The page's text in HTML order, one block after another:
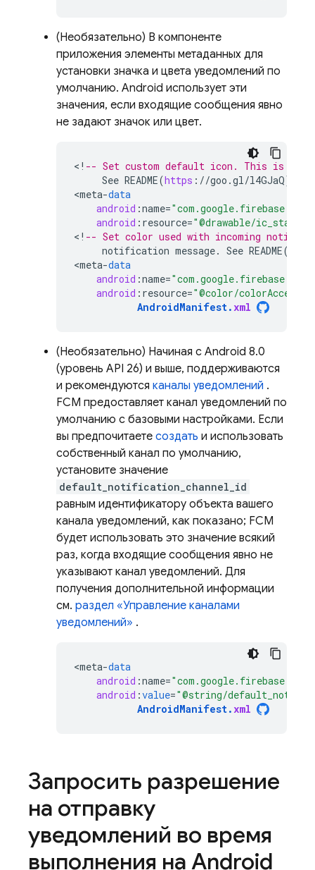
(Необязательно) В компоненте
приложения элементы метаданных для
установки значка и цвета уведомлений по
умолчанию. Android использует эти
значения, если входящие сообщения явно
не задают значок или цвет.
< ! -- Set custom default icon. This is
See README(https : //goo .gl/l4GJaQ)
<meta-data
android :name=
android : resource="@drawable/
< ! -- Set color used with incoming
notification message. See README(
<meta-data
android :name=
android : resource="@color/colorAccent"
AndroidManifest.xml
(Необязательно) Начиная с Android 8.0
(уровень API 26) и выше, поддерживаются
и рекомендуются каналы уведомлений .
FCM предоставляет канал уведомлений по
умолчанию с базовыми настройками. Если
вы предпочитаете создать и использовать
собственный канал по умолчанию,
установите значение
default_notification_channel_id
равным идентификатору объекта вашего
канала уведомлений, как показано; FCM
будет использовать это значение всякий
раз, когда входящие сообщения явно не
указывают канал уведомлений. Для
получения дополнительной информации
см. раздел «Управление каналами
уведомлений» .
<meta-data
android :name=
android :value="@string/
AndroidManifest.xml
Запросить разрешение
на отправку
уведомлений во время
выполнения на Android